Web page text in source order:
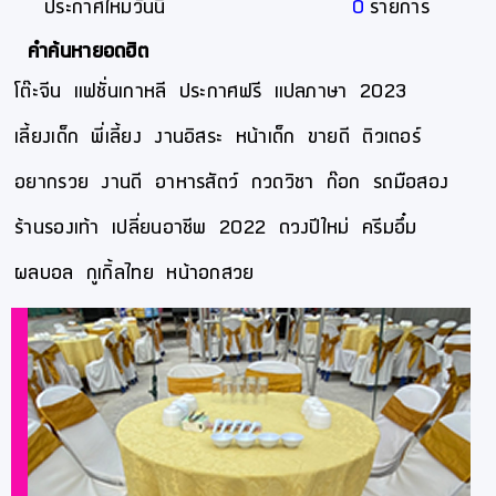
ประกาศใหม่วันนี้ 0 รายการ
คำค้นหายอดฮิต
โต๊ะจีน
แฟชั่นเกาหลี ประกาศฟรี แปลภาษา 2023
เลี้ยงเด็ก พี่เลี้ยง งานอิสระ หน้าเด็ก ขายดี ติวเตอร์
อยากรวย งานดี อาหารสัตว์ กวดวิชา ก๊อก รถมือสอง
ร้านรองเท้า เปลี่ยนอาชีพ 2022 ดวงปีใหม่ ครีมอึ๋ม
ผลบอล กูเกิ้ลไทย หน้าอกสวย